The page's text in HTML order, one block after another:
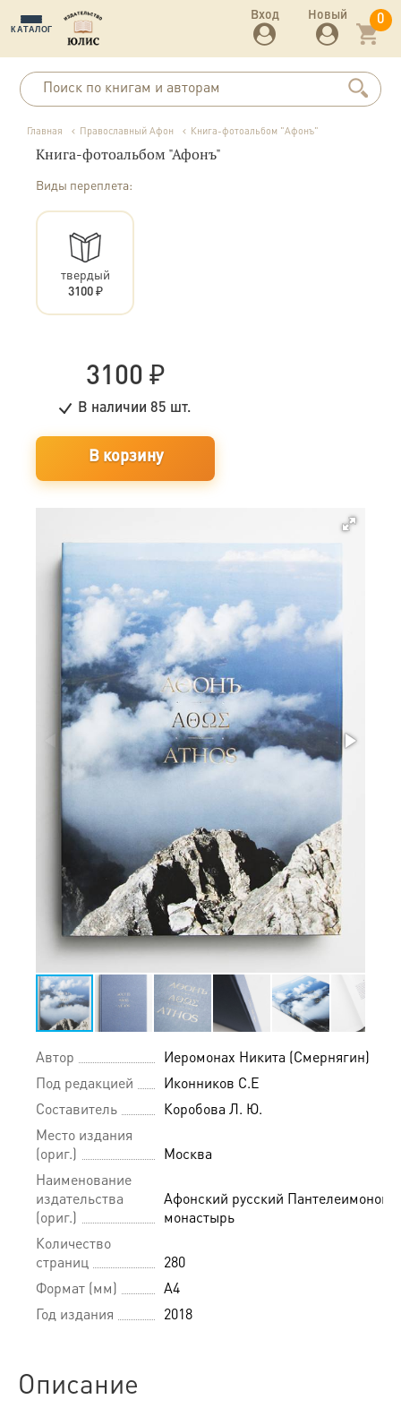
КАТАЛОГ
0
Новый
Вход
Главная Православный Афон Книга-фотоальбом "Афонъ"
Книга-фотоальбом "Афонъ"
Виды переплета:
твердый
3100 ₽
3100 ₽
В наличии 85 шт.
В корзину
Автор
Иеромонах Никита (Смернягин)
Под редакцией
Иконников С.Е
Составитель
Коробова Л. Ю.
Место издания
(ориг.)
Москва
Наименование
издательства
(ориг.)
Афонский русский Пантелеимонов
монастырь
Количество
страниц
280
Формат (мм)
A4
Год издания
2018
Описание